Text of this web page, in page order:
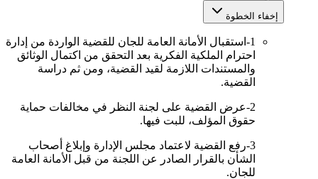
إخفاء الخطوة
1-استقبال الأمانة العامة للجان للقضية الواردة من إدارة
احترام الملكية الفكرية بعد التحقق من اكتمال الوثائق
والمستندات اللازمة لقيد القضية، ومن ثم دراسة
القضية.
2-عرض القضية على لجنة النظر في مخالفات حماية
حقوق المؤلف، للبت فيها.
3-رفع القضية لاعتماد مجلس الإدارة وإبلاغ أصحاب
الشأن بالقرار الصادر عن اللجنة من قبل الأمانة العامة
للجان.